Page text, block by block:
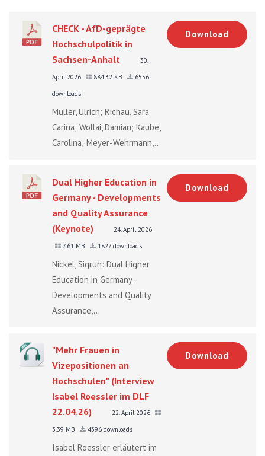
CHECK - AfD-geprägte
Hochschulpolitik in
Sachsen-Anhalt
30.
April 2026
884.32 KB
6536
downloads
Müller, Ulrich; Richau, Sara
Carina; Wollai, Damian; Kaube,
Carolina; Meyer-Wehrmann,...
Download
Dual Higher Education in
Germany - Developments
and Quality Assurance
(Keynote)
24. April 2026
7.61 MB
1827 downloads
Nickel, Sigrun: Dual Higher
Education in Germany -
Developments and Quality
Assurance,...
Download
"Mehr Frauen in
Vizepositionen an
Hochschulen" (Interview
Isabel Roessler im DLF
22.04.26)
22. April 2026
3.39 MB
4396 downloads
Isabel Roessler erläutert im
Download